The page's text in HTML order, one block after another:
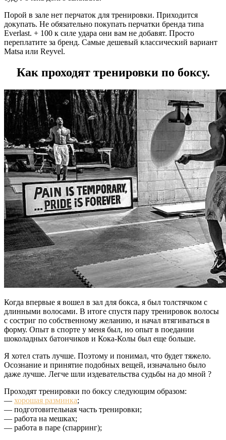
Порой в зале нет перчаток для тренировки. Приходится
докупать. Не обязательно покупать перчатки бренда типа
Everlast. + 100 к силе удара они вам не добавят. Просто
переплатите за бренд. Самые дешевый классический вариант
Matsa или Reyvel.
Как проходят тренировки по боксу.
Когда впервые я вошел в зал для бокса, я был толстячком с
длинными волосами. В итоге спустя пару тренировок волосы
с состриг по собственному желанию, и начал втягиваться в
форму. Опыт в спорте у меня был, но опыт в поедании
шоколадных батончиков и Кока-Колы был еще больше.
Я хотел стать лучше. Поэтому и понимал, что будет тяжело.
Осознание и принятие подобных вещей, изначально было
даже лучше. Легче шли издевательства судьбы на до мной ?
Проходят тренировки по боксу следующим образом:
— хорошая разминка;
— подготовительная часть тренировки;
— работа на мешках;
— работа в паре (спарринг);